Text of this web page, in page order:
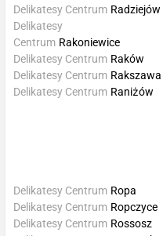
Delikatesy Centrum Radziejów
Delikatesy
Centrum Rakoniewice
Delikatesy Centrum Raków
Delikatesy Centrum Rakszawa
Delikatesy Centrum Raniżów
Delikatesy Centrum Ropa
Delikatesy Centrum Ropczyce
Delikatesy Centrum Rossosz